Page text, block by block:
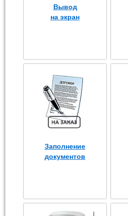
Вывод
на экран
Заполнение
документов